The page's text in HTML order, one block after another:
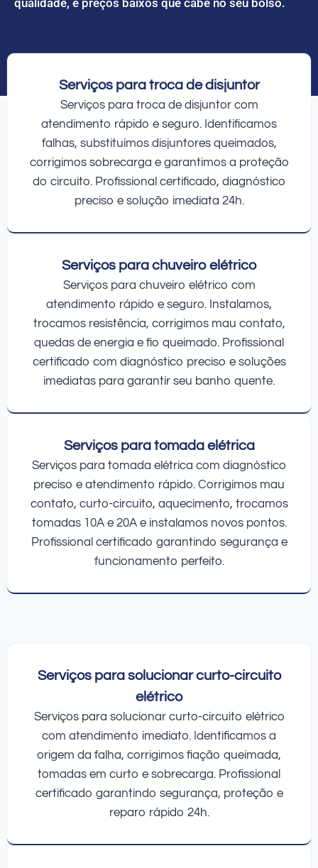
Serviços para troca de disjuntor
Serviços para troca de disjuntor com
atendimento rápido e seguro. Identificamos
falhas, substituímos disjuntores queimados,
corrigimos sobrecarga e garantimos a proteção
do circuito. Profissional certificado, diagnóstico
preciso e solução imediata 24h.
Serviços para chuveiro elétrico
Serviços para chuveiro elétrico com
atendimento rápido e seguro. Instalamos,
trocamos resistência, corrigimos mau contato,
quedas de energia e fio queimado. Profissional
certificado com diagnóstico preciso e soluções
imediatas para garantir seu banho quente.
Serviços para tomada elétrica
Serviços para tomada elétrica com diagnóstico
preciso e atendimento rápido. Corrigimos mau
contato, curto-circuito, aquecimento, trocamos
tomadas 10A e 20A e instalamos novos pontos.
Profissional certificado garantindo segurança e
funcionamento perfeito.
Serviços para solucionar curto-circuito
elétrico
Serviços para solucionar curto-circuito elétrico
com atendimento imediato. Identificamos a
origem da falha, corrigimos fiação queimada,
tomadas em curto e sobrecarga. Profissional
certificado garantindo segurança, proteção e
reparo rápido 24h.